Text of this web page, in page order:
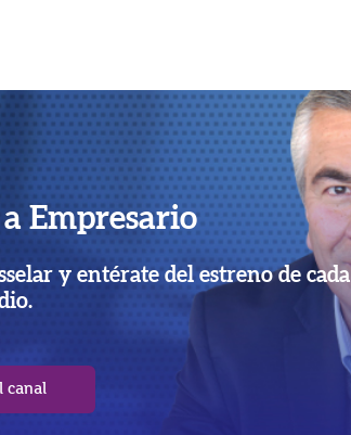
Empresario
y entérate del estreno de cada
canal